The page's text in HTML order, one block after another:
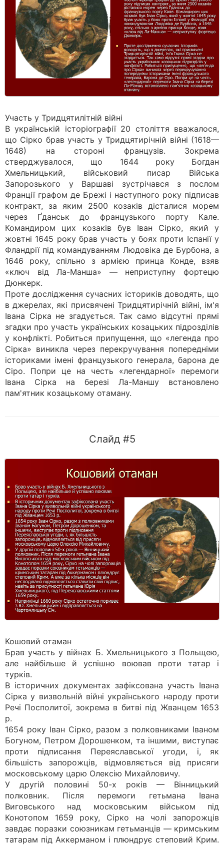
Участь у Тридцятилітній війні
В українській історіографії 20 століття вважалося,
що Сірко брав участь у Тридцятирічній війні (1618—
1648) на стороні французів. Зокрема
стверджувалося, що 1644 року Богдан
Хмельницький, військовий писар Війська
Запорозького у Варшаві зустрічався з послом
Франції графом де Брежі і наступного року підписав
контракт, за яким 2500 козаків дісталися морем
через Ґданськ до французького порту Кале.
Командиром цих козаків був Іван Сірко, який у
жовтні 1645 року брав участь у боях проти Іспанії у
Фландрії під командуванням Людовіка де Бурбона, а
1646 року, спільно з армією принца Конде, взяв
«ключ від Ла-Манша» — неприступну фортецю
Дюнкерк.
Проте дослідження сучасних істориків доводять, що
в джерелах, які присвячені Тридцятирічній війні, ім'я
Івана Сірка не згадується. Так само відсутні прямі
згадки про участь українських козацьких підрозділів
у конфлікті. Робиться припущення, що «легенда про
Сірка» виникла через перекручування попередніми
істориками імені французького генерала, барона де
Cipo. Попри це на честь «легендарної» перемоги
Івана Сірка на березі Ла-Маншу встановлено
пам'ятник козацькому отаману.
Слайд #5
Кошовий отаман
Брав участь у війнах Б. Хмельницького з Польщею,
але найбільше й успішно воював проти татар і
турків.
В історичних документах зафіксована участь Івана
Сірка у визвольній війні українського народу проти
Речі Посполитої, зокрема в битві під Жванцем 1653
р.
1654 року Іван Сірко, разом з полковниками Іваном
Богуном, Петром Дорошенком, та іншими, виступає
проти підписання Переяславської угоди, і, як
більшість запорожців, відмовляється від присяги
московському царю Олексію Михайловичу.
У другій половині 50-х років — Вінницький
полковник. Після перемоги гетьмана Івана
Виговського над московським військом під
Конотопом 1659 року, Сірко на чолі запорожців
завдає поразки союзникам гетьманців — кримським
татарам під Аккерманом і плюндрує степовий Крим.